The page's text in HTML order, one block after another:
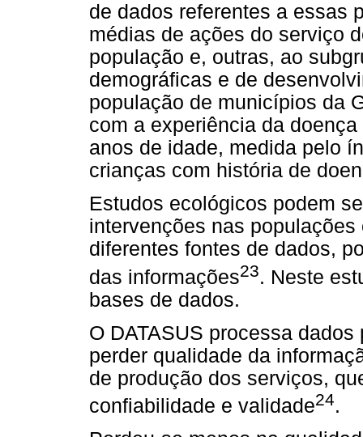
de dados referentes a essas
médias de ações do serviço
população e, outras, ao
demográficas e de
população de municípios da
com a experiência da
anos de idade, medida pelo
crianças com história de
Estudos ecológicos podem
intervenções nas
diferentes fontes de dados,
das informações23. Neste
bases de dados.
O DATASUS processa
perder qualidade da
de produção dos serviços,
confiabilidade e validade24.